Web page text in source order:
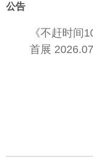
公告
《不赶时间
首展